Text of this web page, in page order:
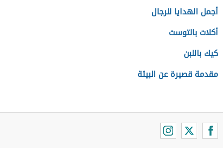
أجمل الهدايا للرجال
أكلات بالتوست
كيك باللبن
مقدمة قصيرة عن البيئة